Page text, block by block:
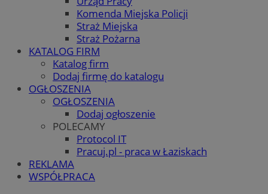
Komenda Miejska Policji
Straż Miejska
Straż Pożarna
KATALOG FIRM
Katalog firm
Dodaj firmę do katalogu
OGŁOSZENIA
OGŁOSZENIA
Dodaj ogłoszenie
POLECAMY
Protocol IT
Pracuj.pl - praca w Łaziskach
REKLAMA
WSPÓŁPRACA